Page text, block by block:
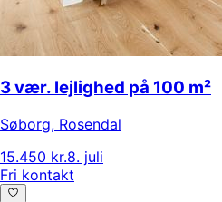
3 vær. lejlighed på 100 m²
Søborg, Rosendal
15.450 kr.8. juli
Fri kontakt